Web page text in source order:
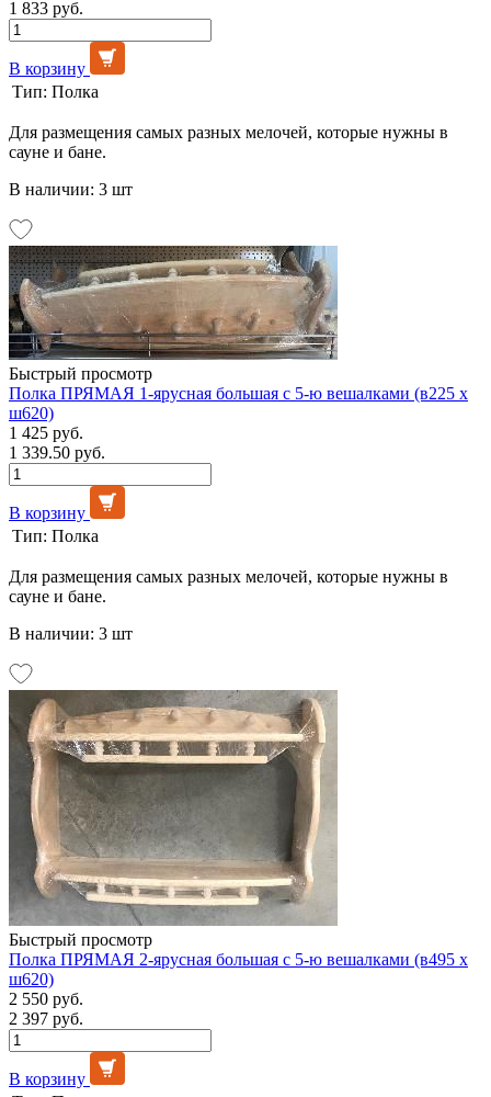
1 833 руб.
В корзину
Тип: Полка
Для размещения самых разных мелочей, которые нужны в
сауне и бане.
В наличии: 3 шт
Быстрый просмотр
Полка ПРЯМАЯ 1-ярусная большая с 5-ю вешалками (в225 х
ш620)
1 425 руб.
1 339.50 руб.
В корзину
Тип: Полка
Для размещения самых разных мелочей, которые нужны в
сауне и бане.
В наличии: 3 шт
Быстрый просмотр
Полка ПРЯМАЯ 2-ярусная большая с 5-ю вешалками (в495 х
ш620)
2 550 руб.
2 397 руб.
В корзину